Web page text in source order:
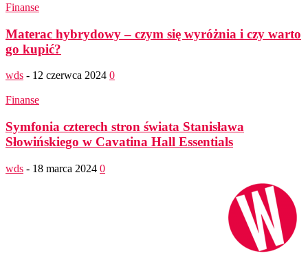
Finanse
Materac hybrydowy – czym się wyróżnia i czy warto
go kupić?
wds - 12 czerwca 2024 0
Finanse
Symfonia czterech stron świata Stanisława
Słowińskiego w Cavatina Hall Essentials
wds - 18 marca 2024 0